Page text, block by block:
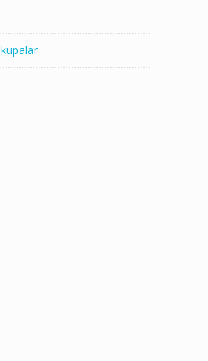
kupalar